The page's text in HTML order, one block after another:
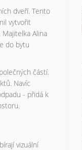
dveří. Tento
vytvořit
Alina
do bytu
částí.
Navíc
- přidá k
vizuální